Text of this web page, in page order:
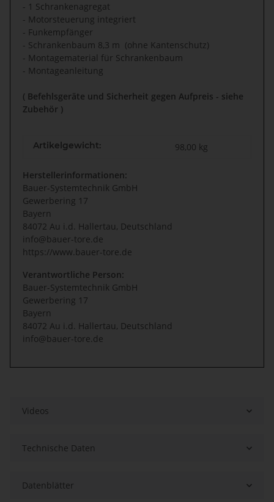
- 1 Schrankenagregat
- Motorsteuerung integriert
- Funkempfänger
- Schrankenbaum 8,3 m (ohne Kantenschutz)
- Montagematerial für Schrankenbaum
- Montageanleitung
( Befehlsgeräte und Sicherheit gegen Aufpreis - siehe
Zubehör )
Artikelgewicht: 98,00 kg
Herstellerinformationen:
Bauer-Systemtechnik GmbH
Gewerbering 17
Bayern
84072 Au i.d. Hallertau, Deutschland
info@bauer-tore.de
https://www.bauer-tore.de
Verantwortliche Person:
Bauer-Systemtechnik GmbH
Gewerbering 17
Bayern
84072 Au i.d. Hallertau, Deutschland
info@bauer-tore.de
Videos
Technische Daten
Datenblätter